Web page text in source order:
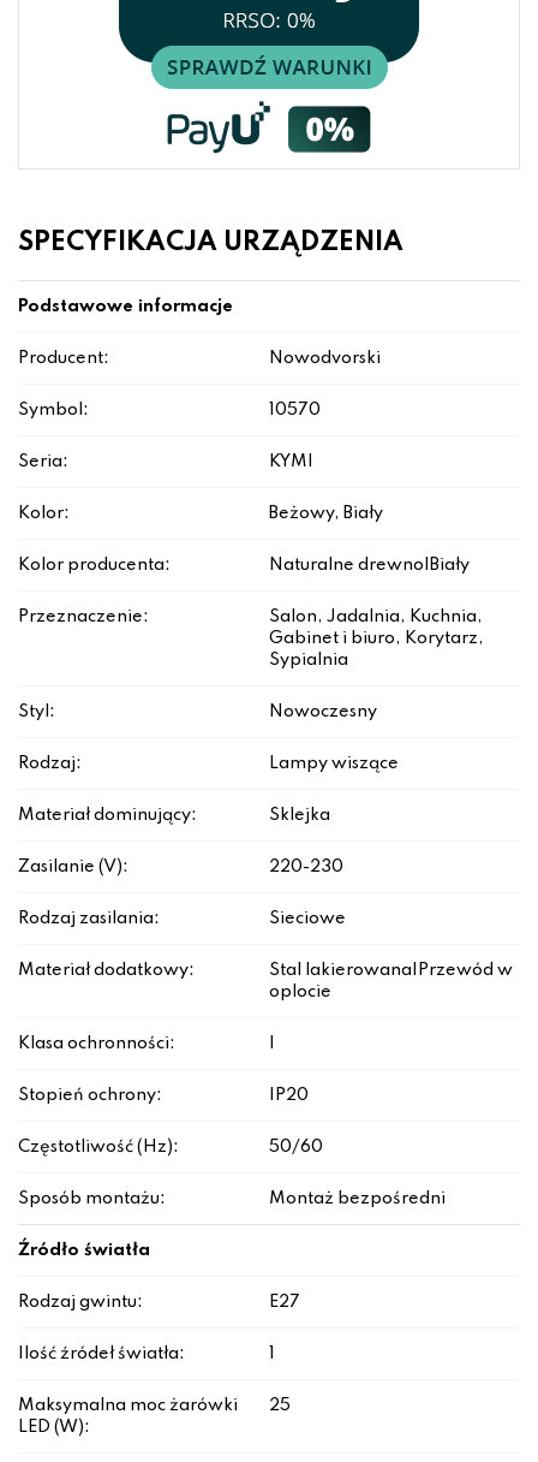
SPECYFIKACJA URZĄDZENIA
Podstawowe informacje
Producent: Nowodvorski
Symbol: 10570
Seria: KYMI
Kolor: Beżowy, Biały
Kolor producenta: Naturalne drewno|Biały
Przeznaczenie:
Salon, Jadalnia, Kuchnia,
Gabinet i biuro, Korytarz,
Sypialnia
Styl: Nowoczesny
Rodzaj: Lampy wiszące
Materiał dominujący: Sklejka
Zasilanie (V): 220-230
Rodzaj zasilania: Sieciowe
Materiał dodatkowy:
Stal lakierowana|Przewód w
oplocie
Klasa ochronności:
Stopień ochrony: IP20
Częstotliwość (Hz): 50/60
Sposób montażu: Montaż bezpośredni
Źródło światła
Rodzaj gwintu: E27
Ilość źródeł światła:
Maksymalna moc żarówki
LED (W):
25